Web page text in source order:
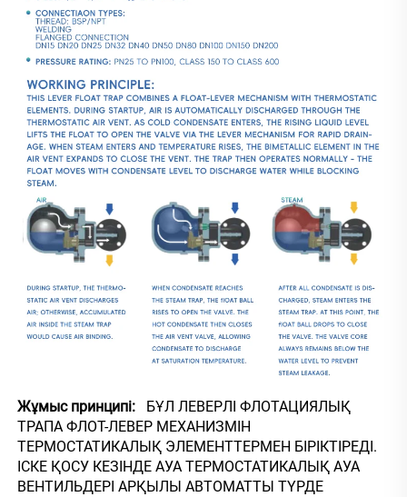
Жұмыс принципі:
БҰЛ ЛЕВЕРЛІ ФЛОТАЦИЯЛЫҚ
ТРАПА ФЛОТ-ЛЕВЕР МЕХАНИЗМІН
ТЕРМОСТАТИКАЛЫҚ ЭЛЕМЕНТТЕРМЕН БІРІКТІРЕДІ.
ІСКЕ ҚОСУ КЕЗІНДЕ АУА ТЕРМОСТАТИКАЛЫҚ АУА
ВЕНТИЛЬДЕРІ АРҚЫЛЫ АВТОМАТТЫ ТҮРДЕ